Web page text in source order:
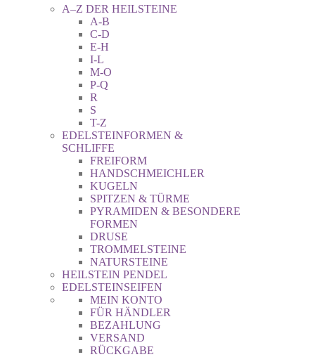
A–Z DER HEILSTEINE
A-B
C-D
E-H
I-L
M-O
P-Q
R
S
T-Z
EDELSTEINFORMEN &
SCHLIFFE
FREIFORM
HANDSCHMEICHLER
KUGELN
SPITZEN & TÜRME
PYRAMIDEN & BESONDERE
FORMEN
DRUSE
TROMMELSTEINE
NATURSTEINE
HEILSTEIN PENDEL
EDELSTEINSEIFEN
MEIN KONTO
FÜR HÄNDLER
BEZAHLUNG
VERSAND
RÜCKGABE